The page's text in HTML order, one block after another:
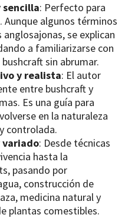
sencilla: Perfecto para
Aunque algunos términos
se explican
a familiarizarse con
sin abrumar.
y realista: El autor
entre bushcraft y
Es una guía para
en la naturaleza
controlada.
: Desde técnicas
hasta la
pasando por
construcción de
medicina natural y
plantas comestibles.